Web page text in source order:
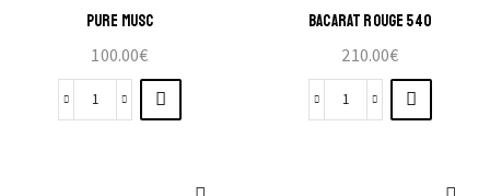
PURE MUSC
100.00€
BACARAT ROUGE 540
210.00€